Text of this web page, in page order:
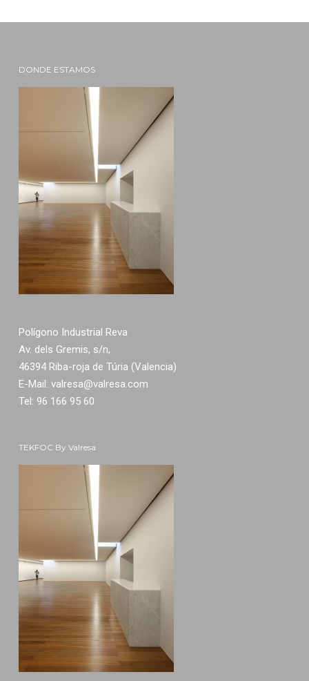
DONDE ESTAMOS
Polígono Industrial Reva
Av. dels Gremis, s/n,
46394 Riba-roja de Túria (Valencia)
E-Mail: valresa@valresa.com
Tel: 96 166 95 60
TEKFOC By Valresa